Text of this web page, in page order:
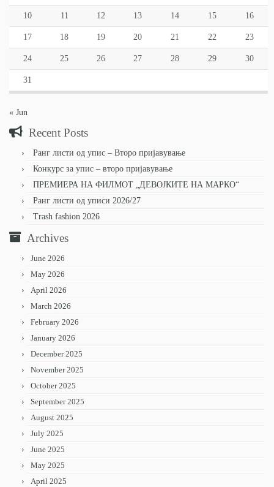
10 11 12 13 14 15 16
17 18 19 20 21 22 23
24 25 26 27 28 29 30
31
« Jun
Recent Posts
Ранг листи од упис – Второ пријавување
Конкурс за упис – второ пријавување
ПРЕМИЕРА НА ФИЛМОТ „ДЕВОЈКИТЕ НА МАРКО“
Ранг листи од уписи 2026/27
Trash fashion 2026
Archives
June 2026
May 2026
April 2026
March 2026
February 2026
January 2026
December 2025
November 2025
October 2025
September 2025
August 2025
July 2025
June 2025
May 2025
April 2025